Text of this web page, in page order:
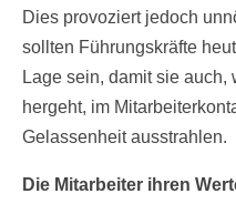
Dies provoziert jedoch
sollten Führungskräfte
Lage sein, damit sie
hergeht, im
Gelassenheit ausstrahlen.
Die Mitarbeiter ihren